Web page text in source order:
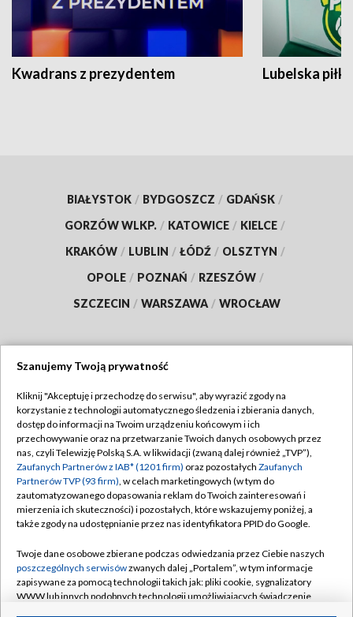
Kwadrans z prezydentem Lubelska piłka
BIAŁYSTOK / BYDGOSZCZ / GDAŃSK /
GORZÓW WLKP. / KATOWICE / KIELCE /
KRAKÓW / LUBLIN / ŁÓDŹ / OLSZTYN /
OPOLE / POZNAŃ / RZESZÓW /
SZCZECIN / WARSZAWA / WROCŁAW
TVP
Abonament TVP
Emisja w TVP
Centrum informacji TVP
Naziemna Telewizja Cyfrowa
Rada Programowa
System NOS
Regulamin TVP
Polityka prywatności
Moje zgody
Pomoc
Kontakt
Szanujemy Twoją prywatność
Kliknij "Akceptuję i przechodzę do serwisu", aby wyrazić zgody na
korzystanie z technologii automatycznego śledzenia i zbierania danych,
dostęp do informacji na Twoim urządzeniu końcowym i ich
przechowywanie oraz na przetwarzanie Twoich danych osobowych przez
nas, czyli Telewizję Polską S.A. w likwidacji (zwaną dalej również „TVP”),
Zaufanych Partnerów z IAB* (1201 firm) oraz pozostałych Zaufanych
Partnerów TVP (93 firm), w celach marketingowych (w tym do
zautomatyzowanego dopasowania reklam do Twoich zainteresowań i
mierzenia ich skuteczności) i pozostałych, które wskazujemy poniżej, a
także zgody na udostępnianie przez nas identyfikatora PPID do Google.
Twoje dane osobowe zbierane podczas odwiedzania przez Ciebie naszych
poszczególnych serwisówzwanych dalej „Portalem”, w tym informacje
zapisywane za pomocą technologii takich jak: pliki cookie, sygnalizatory
WWW lub innych podobnych technologii umożliwiających świadczenie